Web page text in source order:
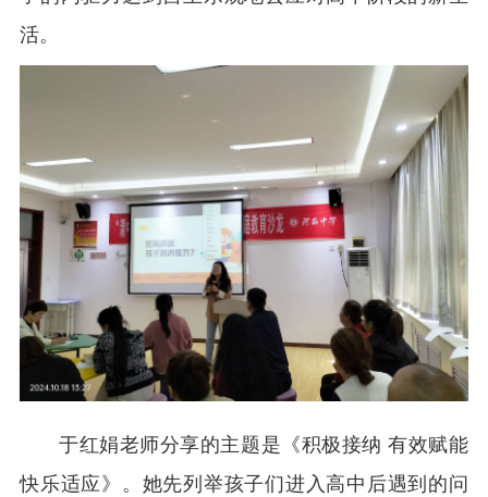
活。
于红娟老师分享的主题是《积极接纳 有效赋能
快乐适应》。她先列举孩子们进入高中后遇到的问